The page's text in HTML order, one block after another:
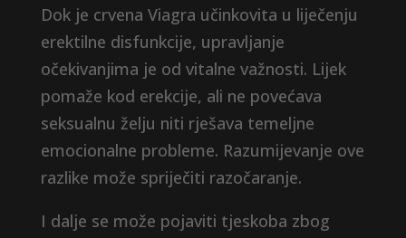
Dok je crvena Viagra učinkovita u liječenju
erektilne disfunkcije, upravljanje
očekivanjima je od vitalne važnosti. Lijek
pomaže kod erekcije, ali ne povećava
seksualnu želju niti rješava temeljne
emocionalne probleme. Razumijevanje ove
razlike može spriječiti razočaranje.
I dalje se može pojaviti tjeskoba zbog